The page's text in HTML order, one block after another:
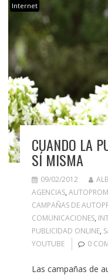
Internet
CUANDO LA
SÍ MISMA
09/02/2012
AGENCIAS,
CAMPAÑAS DE
COMUNICACIONES,
PUBLICIDAD ONLINE,
YOUTUBE
0
Las campañas de